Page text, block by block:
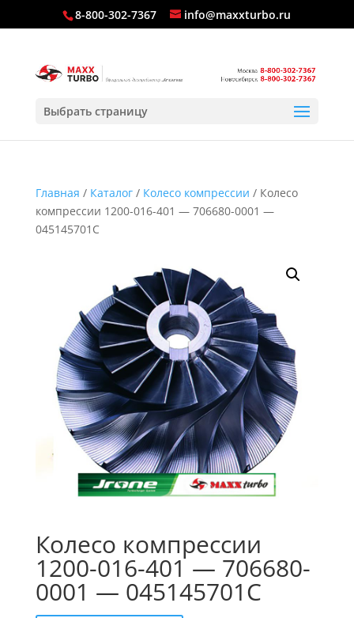
8-800-302-7367 info@maxxturbo.ru
Выбрать страницу
Главная / Каталог/ Колесо компрессии / Колесо
компрессии 1200-016-401 — 706680-0001 —
045145701C
Колесо компрессии
1200-016-401 — 706680-
0001 — 045145701C